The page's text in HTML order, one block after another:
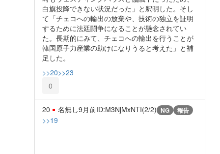
白旗投降できない状況だった」と釈明した。そし
て「チェコへの輸出の放棄や、技術の独立を証明
するために法廷闘争になることが懸念されてい
た。長期的にみて、チェコへの輸出を行うことが
韓国原子力産業の助けになりうると考えた」と補
足した。
>>20>>23
0
20 名無し9月前ID:M3NjMxNTI(2/2) NG 報告
>>19